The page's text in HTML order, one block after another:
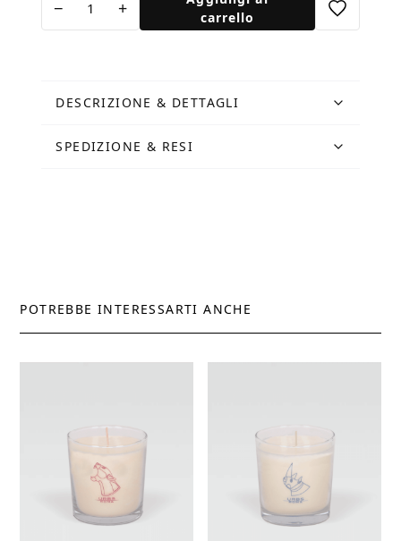
− +
carrello
DESCRIZIONE & DETTAGLI
SPEDIZIONE & RESI
POTREBBE INTERESSARTI ANCHE